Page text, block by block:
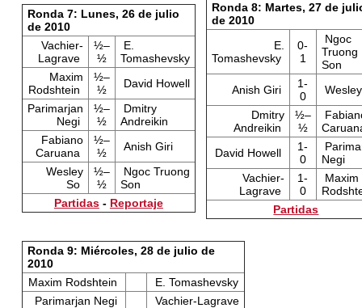
Ronda 7: Lunes, 26 de julio
de 2010
Vachier-
Lagrave
½–
½
E.
Tomashevsky
Maxim
Rodshtein
½–
½
David Howell
Parimarjan
Negi
½–
½
Dmitry
Andreikin
Fabiano
Caruana
½–
½
Anish Giri
Wesley
So
½–
½
Ngoc Truong
Son
Partidas- Reportaje
Ronda 8: Martes, 27 de
de 2010
E.
Tomashevsky
0-
1
Ngoc
Truong
Son
Anish Giri
1-
0
Dmitry
Andreikin
½–
½
David Howell
1-
0
Negi
Vachier-
Lagrave
1-
0
Maxim
Partidas
Ronda 9: Miércoles, 28 de julio de
2010
Maxim Rodshtein
E. Tomashevsky
Parimarjan Negi
Vachier-Lagrave